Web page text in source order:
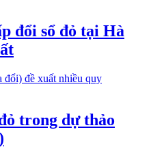
đổi sổ đỏ tại Hà
trong dự thảo